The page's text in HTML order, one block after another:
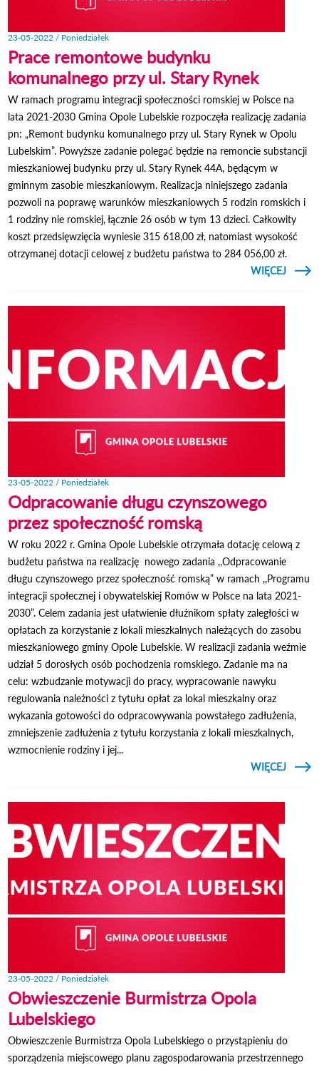
23-05-2022 / Poniedziałek
Prace remontowe budynku
komunalnego przy ul. Stary Rynek
W ramach programu integracji społeczności romskiej w Polsce na
lata 2021-2030 Gmina Opole Lubelskie rozpoczęła realizację zadania
pn: „Remont budynku komunalnego przy ul. Stary Rynek w Opolu
Lubelskim”. Powyższe zadanie polegać będzie na remoncie substancji
mieszkaniowej budynku przy ul. Stary Rynek 44A, będącym w
gminnym zasobie mieszkaniowym. Realizacja niniejszego zadania
pozwoli na poprawę warunków mieszkaniowych 5 rodzin romskich i
1 rodziny nie romskiej, łącznie 26 osób w tym 13 dzieci. Całkowity
koszt przedsięwzięcia wyniesie 315 618,00 zł, natomiast wysokość
otrzymanej dotacji celowej z budżetu państwa to 284 056,00 zł.
CZYTAJ
WIĘCEJ
23-05-2022 / Poniedziałek
Odpracowanie długu czynszowego
przez społeczność romską
W roku 2022 r. Gmina Opole Lubelskie otrzymała dotację celową z
budżetu państwa na realizację nowego zadania ,,Odpracowanie
długu czynszowego przez społeczność romską” w ramach ,,Programu
integracji społecznej i obywatelskiej Romów w Polsce na lata 2021-
2030”. Celem zadania jest ułatwienie dłużnikom spłaty zaległości w
opłatach za korzystanie z lokali mieszkalnych należących do zasobu
mieszkaniowego gminy Opole Lubelskie. W realizacji zadania weźmie
udział 5 dorosłych osób pochodzenia romskiego. Zadanie ma na
celu: wzbudzanie motywacji do pracy, wypracowanie nawyku
regulowania należności z tytułu opłat za lokal mieszkalny oraz
wykazania gotowości do odpracowywania powstałego zadłużenia,
zmniejszenie zadłużenia z tytułu korzystania z lokali mieszkalnych,
wzmocnienie rodziny i jej...
CZYTAJ
WIĘCEJ
23-05-2022 / Poniedziałek
Obwieszczenie Burmistrza Opola
Lubelskiego
Obwieszczenie Burmistrza Opola Lubelskiego o przystąpieniu do
sporządzenia miejscowego planu zagospodarowania przestrzennego